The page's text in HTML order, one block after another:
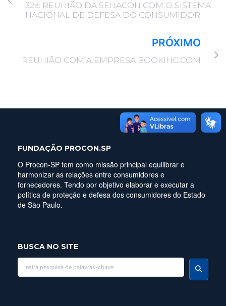
32a. REUNIÃO DA SENACON COM O SISTEMA
NACIONAL DE DEFESA DO CONSUMIDOR
PRÓXIMO
REUNIÃO COM A EMPRESA BOOKING.COM
FUNDAÇÃO PROCON.SP
O Procon-SP tem como missão principal equilibrar e
harmonizar as relações entre consumidores e
fornecedores. Tendo por objetivo elaborar e executar a
política de proteção e defesa dos consumidores do Estado
de São Paulo.
BUSCA NO SITE